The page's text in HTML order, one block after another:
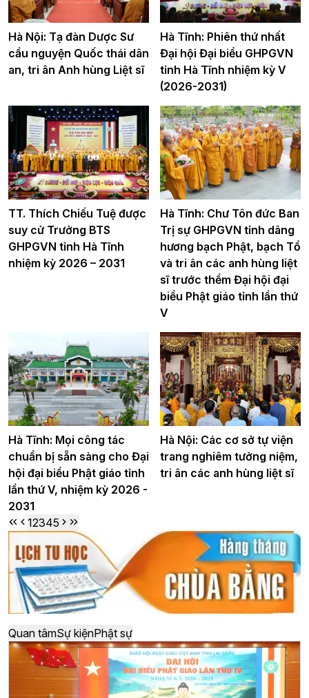
Hà Nội: Tạ đàn Dược Sư
cầu nguyện Quốc thái dân
an, tri ân Anh hùng Liệt sĩ
Hà Tĩnh: Phiên thứ nhất
Đại hội Đại biểu GHPGVN
tỉnh Hà Tĩnh nhiệm kỳ V
(2026-2031)
TT. Thích Chiếu Tuệ được
suy cử Trưởng BTS
GHPGVN tỉnh Hà Tĩnh
nhiệm kỳ 2026 – 2031
Hà Tĩnh: Chư Tôn đức Ban
Trị sự GHPGVN tỉnh dâng
hương bạch Phật, bạch Tổ
và tri ân các anh hùng liệt
sĩ trước thềm Đại hội đại
biểu Phật giáo tỉnh lần thứ
V
Hà Tĩnh: Mọi công tác
chuẩn bị sẵn sàng cho Đại
hội đại biểu Phật giáo tỉnh
lần thứ V, nhiệm kỳ 2026 -
2031
Hà Nội: Các cơ sở tự viện
trang nghiêm tưởng niệm,
tri ân các anh hùng liệt sĩ
12345
Quan tâmSự kiệnPhật sự